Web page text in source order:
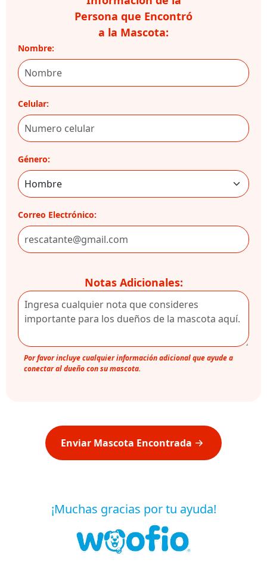
Persona que Encontró
a la Mascota:
Nombre:
Celular:
Género:
Correo Electrónico:
Notas Adicionales:
Por favor incluye cualquier información adicional que ayude a
conectar al dueño con su mascota.
Enviar Mascota Encontrada
¡Muchas gracias por tu ayuda!